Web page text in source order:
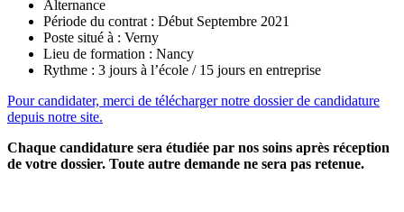
Alternance
Période du contrat : Début Septembre 2021
Poste situé à : Verny
Lieu de formation : Nancy
Rythme : 3 jours à l’école / 15 jours en entreprise
Pour candidater, merci de télécharger notre dossier de candidature
depuis notre site.
Chaque candidature sera étudiée par nos soins après réception
de votre dossier. Toute autre demande ne sera pas retenue.